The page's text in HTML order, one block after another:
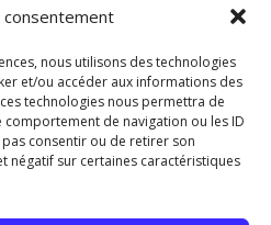
nous utilisons des technologies
et/ou accéder aux informations des
technologies nous permettra de
de navigation ou les ID
consentir ou de retirer son
négatif sur certaines caractéristiques
23 Juin à 17h43
Flesselles